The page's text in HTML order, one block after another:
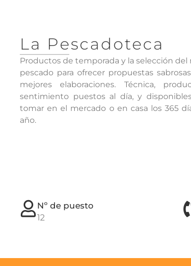
La Pescadoteca
Productos de temporada y la selección del
pescado para ofrecer propuestas
mejores elaboraciones. Técnica,
sentimiento puestos al día, y
tomar en el mercado o en casa los 365
año.
Nº de puesto
12